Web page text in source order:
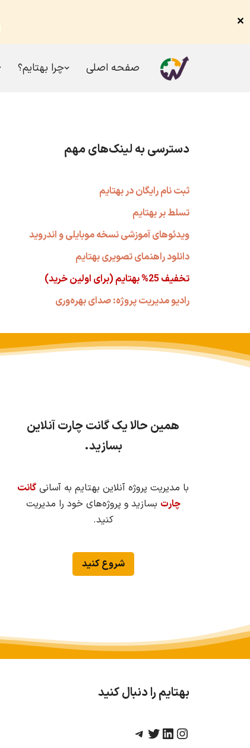
✕
صفحه اصلی چرا بهتایم؟
دسترسی به لینک‌های مهم
ثبت نام رایگان در بهتایم
تسلط بر بهتایم
ویدئوهای آموزشی نسخه موبایلی و اندروید
دانلود راهنمای تصویری بهتایم
تخفیف 25% بهتایم (برای اولین خرید)
رادیو مدیریت پروژه: صدای بهره‌وری
همین حالا یک گانت چارت آنلاین
بسازید.
با مدیریت پروژه آنلاین بهتایم به آسانی گانت
چارت بسازید و پروژه‌های خود را مدیریت
کنید.
شروع کنید
بهتایم را دنبال کنید